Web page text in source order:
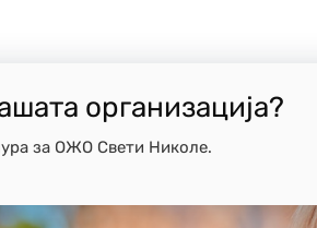
организација?
за ОЖО Свети Николе.